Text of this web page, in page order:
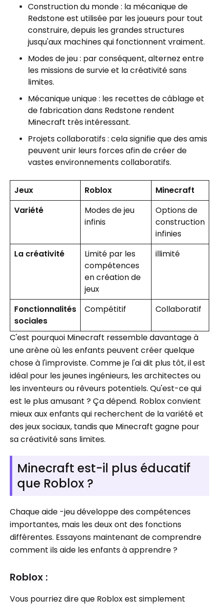
Construction du monde : la mécanique de
Redstone est utilisée par les joueurs pour tout
construire, depuis les grandes structures
jusqu'aux machines qui fonctionnent vraiment.
Modes de jeu : par conséquent, alternez entre
les missions de survie et la créativité sans
limites.
Mécanique unique : les recettes de câblage et
de fabrication dans Redstone rendent
Minecraft très intéressant.
Projets collaboratifs : cela signifie que des amis
peuvent unir leurs forces afin de créer de
vastes environnements collaboratifs.
Jeux Roblox
Minecraft
Variété
Modes de jeu
infinis
Options de
construction
infinies
La créativité
Limité par les
compétences
en création de
jeux
illimité
Fonctionnalités
sociales
Compétitif Collaboratif
C'est pourquoi Minecraft ressemble davantage à
une arène où les enfants peuvent créer quelque
chose à l'improviste. Comme je l'ai dit plus tôt, il est
idéal pour les jeunes ingénieurs, les architectes ou
les inventeurs ou rêveurs potentiels. Qu'est-ce qui
est le plus amusant ? Ça dépend. Roblox convient
mieux aux enfants qui recherchent de la variété et
des jeux sociaux, tandis que Minecraft gagne pour
sa créativité sans limites.
Minecraft est-il plus éducatif
que Roblox ?
Chaque aide -jeu développe des compétences
importantes, mais les deux ont des fonctions
différentes. Essayons maintenant de comprendre
comment ils aide les enfants à apprendre ?
Roblox :
Vous pourriez dire que Roblox est simplement